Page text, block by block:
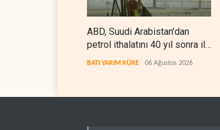
ABD, Suudi Arabistan'dan
petrol ithalatını 40 yıl sonra ilk
kez durdurdu
BATI YARIM KÜRE 06 Ağustos 2026